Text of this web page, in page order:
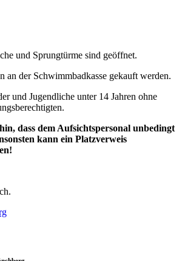
und Sprungtürme sind geöffnet.
an der Schwimmbadkasse gekauft werden.
und Jugendliche unter 14 Jahren ohne
dass dem Aufsichtspersonal unbedingt
kann ein Platzverweis